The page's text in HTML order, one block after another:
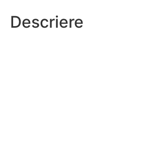
Descriere